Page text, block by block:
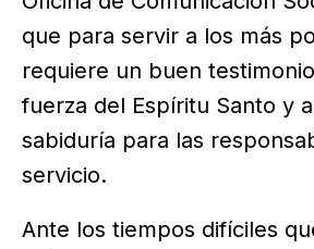
que para servir a los más
requiere un buen
fuerza del Espíritu Santo y
sabiduría para las
servicio.
Ante los tiempos difíciles